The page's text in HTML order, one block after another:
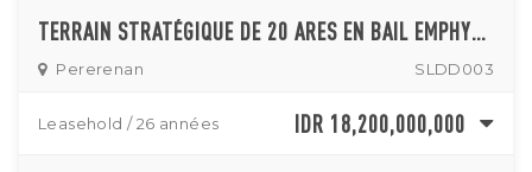
TERRAIN STRATÉGIQUE DE 20 ARES EN BAIL EMPHYTÉOTIQUE SITUÉ DANS UNE ZONE TOURISTIQUE PRISÉE DE PERERENAN
Pererenan SLDD003
Leasehold / 26 années IDR 18,200,000,000